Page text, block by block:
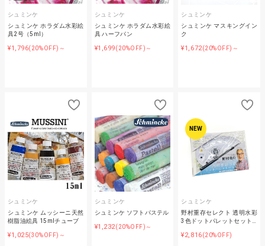
シュミンケ
シュミンケ ホラダム水彩絵
具2号（5ml）
¥1,796(20%OFF)～
シュミンケ
シュミンケ ホラダム水彩絵
具 ハーフパン
¥1,699(20%OFF)～
シュミンケ
シュミンケ マスキングイン
ク
¥1,672(20%OFF)～
シュミンケ
シュミンケ ムッシーニ天然
樹脂油絵具 15mlチューブ
¥1,025(30%OFF)～
シュミンケ
シュミンケ ソフトパステル
¥1,232(20%OFF)～
NEW
シュミンケ
野村重存セレクト 透明水彩
3色ドットパレットセット…
¥2,816(20%OFF)